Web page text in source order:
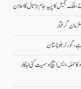
ملک جمیل کا پہیہ جام ہڑتال کا اعلان
گورنر بلوچستان
ایس ایچ او سمیت کئی اہلکار